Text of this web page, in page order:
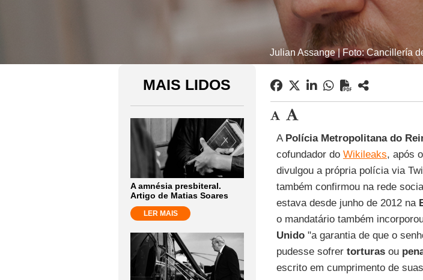
Julian Assange | Foto: Cancillería
MAIS LIDOS
A amnésia presbiteral.
Artigo de Matias Soares
LER MAIS
A Polícia Metropolitana do
cofundador do Wikileaks, após o
divulgou a própria polícia via
também confirmou na rede
estava desde junho de 2012 na
o mandatário também
Unido"a garantia de que o
pudesse sofrer torturasou
escrito em cumprimento de